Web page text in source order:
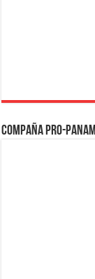
Compaña PRO-